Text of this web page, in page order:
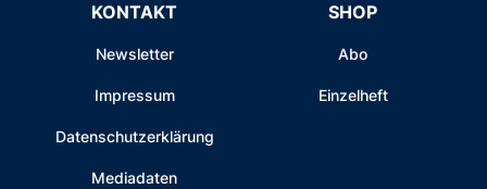
KONTAKT
Newsletter
Impressum
Datenschutzerklärung
Mediadaten
SHOP
Abo
Einzelheft